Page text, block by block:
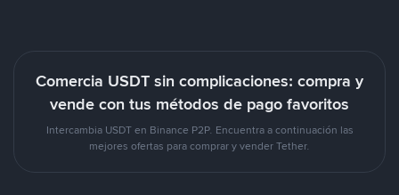
Comercia USDT sin complicaciones: compra y
vende con tus métodos de pago favoritos
Intercambia USDT en Binance P2P. Encuentra a continuación las
mejores ofertas para comprar y vender Tether.